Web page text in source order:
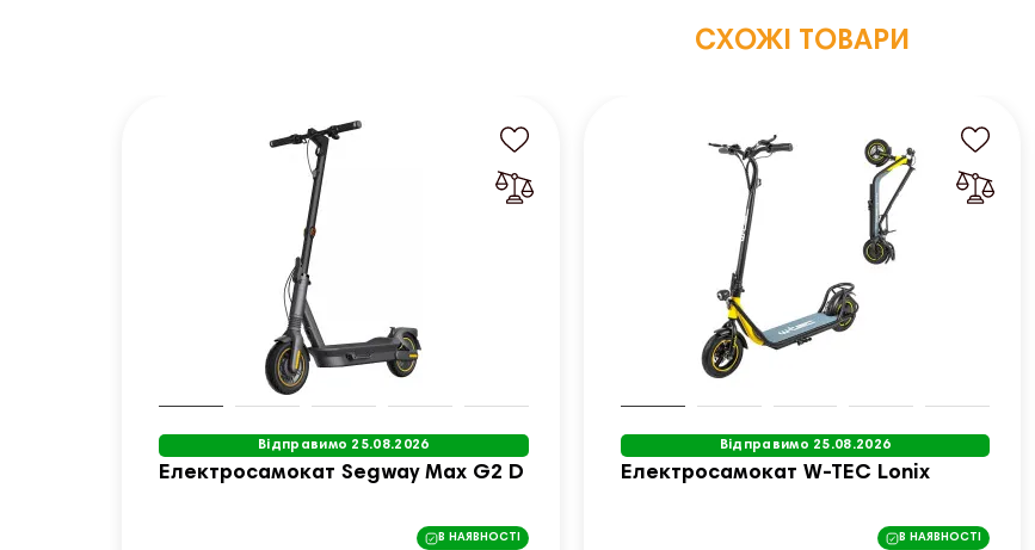
СХОЖІ ТОВАРИ
Відправимо 25.08.2026
Електросамокат Segway Max G2 D
В НАЯВНОСТІ
Відправимо 25.08.2026
Електросамокат W-TEC Lonix
В НАЯВНОСТІ